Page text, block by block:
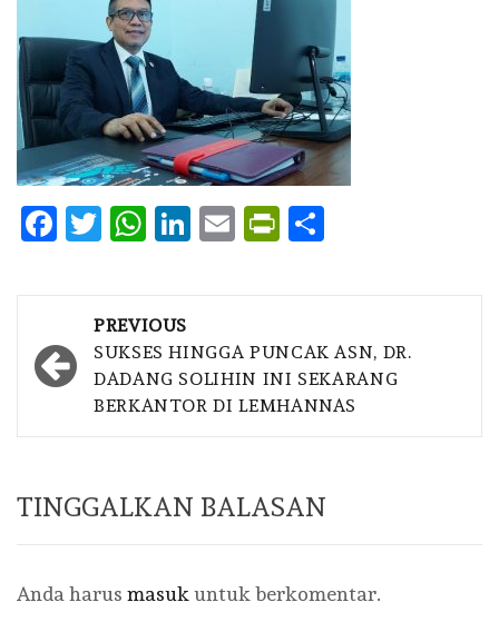
Facebook
Twitter
WhatsApp
LinkedIn
EmailPrintFriendly
navigation
PREVIOUS
SUKSES HINGGA PUNCAK ASN, DR.
DADANG SOLIHIN INI SEKARANG
BERKANTOR DI LEMHANNAS
TINGGALKAN BALASAN
Anda harus masuk untuk berkomentar.